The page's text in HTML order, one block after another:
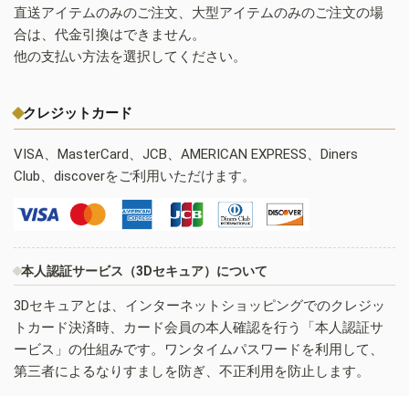
直送アイテムのみのご注文、大型アイテムのみのご注文の場
合は、代金引換はできません。
他の支払い方法を選択してください。
クレジットカード
VISA、MasterCard、JCB、AMERICAN EXPRESS、Diners
Club、discoverをご利用いただけます。
本人認証サービス（3Dセキュア）について
3Dセキュアとは、インターネットショッピングでのクレジッ
トカード決済時、カード会員の本人確認を行う「本人認証サ
ービス」の仕組みです。ワンタイムパスワードを利用して、
第三者によるなりすましを防ぎ、不正利用を防止します。